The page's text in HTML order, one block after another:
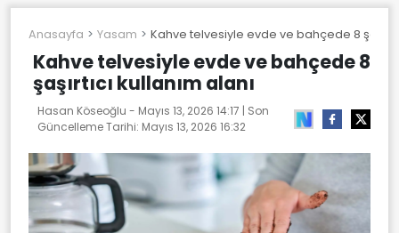
Anasayfa Yasam Kahve telvesiyle evde ve bahçede 8
Kahve telvesiyle evde ve bahçede 8
şaşırtıcı kullanım alanı
Hasan Köseoğlu - Mayıs 13, 2026 14:17 | Son
Güncelleme Tarihi: Mayıs 13, 2026 16:32